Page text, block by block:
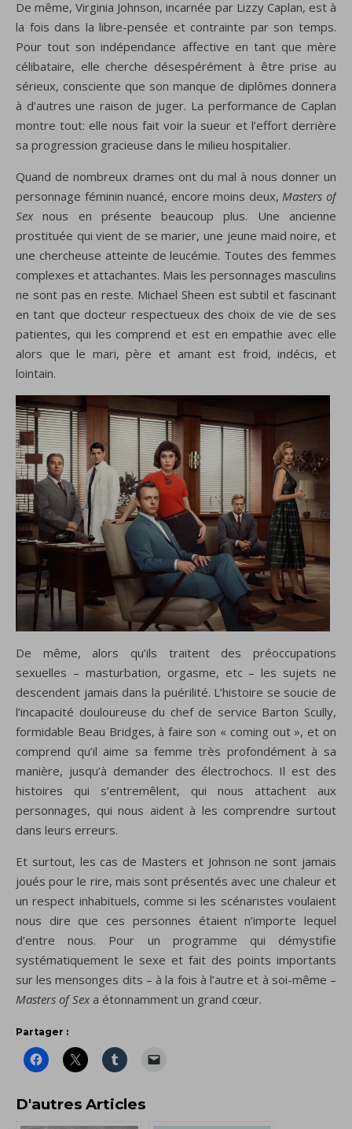
De même, Virginia Johnson, incarnée par Lizzy Caplan, est à
la fois dans la libre-pensée et contrainte par son temps.
Pour tout son indépendance affective en tant que mère
célibataire, elle cherche désespérément à être prise au
sérieux, consciente que son manque de diplômes donnera
à d’autres une raison de juger. La performance de Caplan
montre tout: elle nous fait voir la sueur et l’effort derrière
sa progression gracieuse dans le milieu hospitalier.
Quand de nombreux drames ont du mal à nous donner un
personnage féminin nuancé, encore moins deux, Masters of
Sexnous en présente beaucoup plus. Une ancienne
prostituée qui vient de se marier, une jeune maid noire, et
une chercheuse atteinte de leucémie. Toutes des femmes
complexes et attachantes. Mais les personnages masculins
ne sont pas en reste. Michael Sheen est subtil et fascinant
en tant que docteur respectueux des choix de vie de ses
patientes, qui les comprend et est en empathie avec elle
alors que le mari, père et amant est froid, indécis, et
lointain.
De même, alors qu’ils traitent des préoccupations
sexuelles – masturbation, orgasme, etc – les sujets ne
descendent jamais dans la puérilité. L’histoire se soucie de
l’incapacité douloureuse du chef de service Barton Scully,
formidable Beau Bridges, à faire son « coming out », et on
comprend qu’il aime sa femme très profondément à sa
manière, jusqu’à demander des électrochocs. Il est des
histoires qui s’entremêlent, qui nous attachent aux
personnages, qui nous aident à les comprendre surtout
dans leurs erreurs.
Et surtout, les cas de Masters et Johnson ne sont jamais
joués pour le rire, mais sont présentés avec une chaleur et
un respect inhabituels, comme si les scénaristes voulaient
nous dire que ces personnes étaient n’importe lequel
d’entre nous. Pour un programme qui démystifie
systématiquement le sexe et fait des points importants
sur les mensonges dits – à la fois à l’autre et à soi-même –
Masters of Sexa étonnamment un grand cœur.
Partager :
D'autres Articles